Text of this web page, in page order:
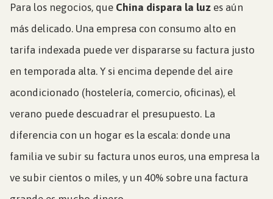
Para los negocios, que China dispara la luz es aún
más delicado. Una empresa con consumo alto en
tarifa indexada puede ver dispararse su factura justo
en temporada alta. Y si encima depende del aire
acondicionado (hostelería, comercio, oficinas), el
verano puede descuadrar el presupuesto. La
diferencia con un hogar es la escala: donde una
familia ve subir su factura unos euros, una empresa la
ve subir cientos o miles, y un 40% sobre una factura